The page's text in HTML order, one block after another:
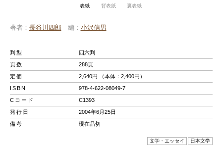
表紙 背表紙 裏表紙
著者 長谷川四郎 編 小沢信男
判型
四六判
頁数
288頁
定価
2,640円 （本体：2,400円）
ISBN
978-4-622-08049-7
Cコード
C1393
発行日
2004年6月25日
備考
現在品切
文学・エッセイ 日本文学